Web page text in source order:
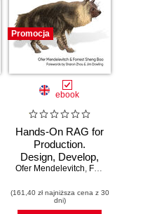
Promocja
ebook
Hands-On RAG for
Production.
Design, Develop,
and Deploy
RAG Applications
Ofer Mendelevitch, Forrest Sheng Bao
(161,40 zł najniższa cena z 30
dni)